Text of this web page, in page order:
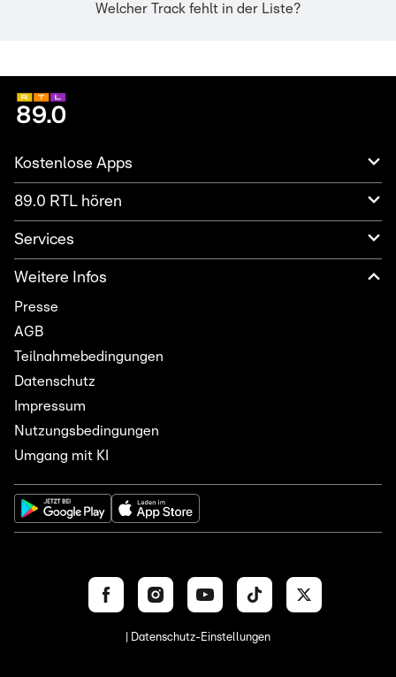
Welcher Track fehlt in der Liste?
Kostenlose Apps
89.0 RTL hören
Services
Weitere Infos
Presse
AGB
Teilnahmebedingungen
Datenschutz
Impressum
Nutzungsbedingungen
Umgang mit KI
| Datenschutz-Einstellungen